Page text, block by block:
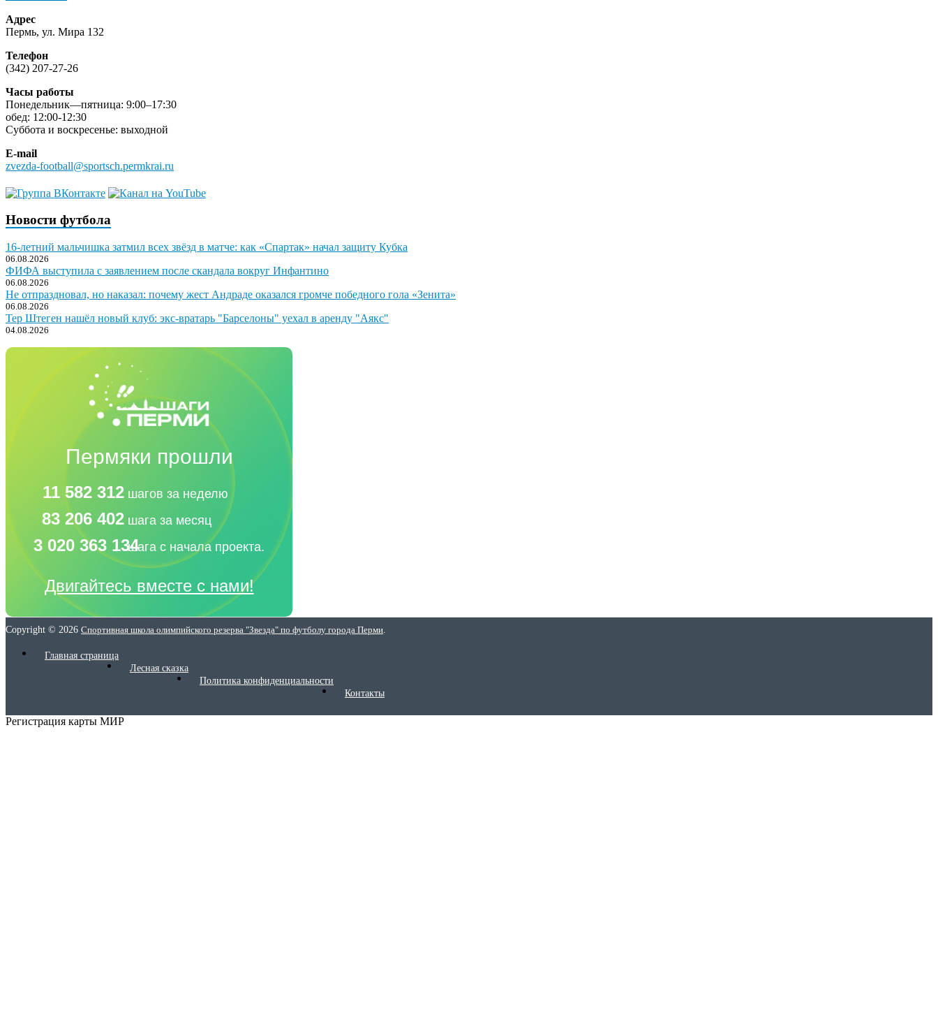
Адрес
Пермь, ул. Мира 132
Телефон
(342) 207-27-26
Часы работы
Понедельник—пятница: 9:00–17:30
обед: 12:00-12:30
Суббота и воскресенье: выходной
E-mail
zvezda-football@sportsch.permkrai.ru
Новости футбола
16-летний мальчишка затмил всех звёзд в матче: как «Спартак» начал защиту Кубка
06.08.2026
ФИФА выступила с заявлением после скандала вокруг Инфантино
06.08.2026
Не отпраздновал, но наказал: почему жест Андраде оказался громче победного гола «Зенита»
06.08.2026
Тер Штеген нашёл новый клуб: экс-вратарь "Барселоны" уехал в аренду "Аякс"
04.08.2026
Пермяки прошли
11 582 312 шагов за неделю
83 206 402 шага за месяц
3 020 363 134шага с начала проекта.
Двигайтесь вместе с нами!
Copyright © 2026 Спортивная школа олимпийского резерва "Звезда" по футболу города Перми.
Главная страница
Лесная сказка
Политика конфиденциальности
Контакты
Регистрация карты МИР